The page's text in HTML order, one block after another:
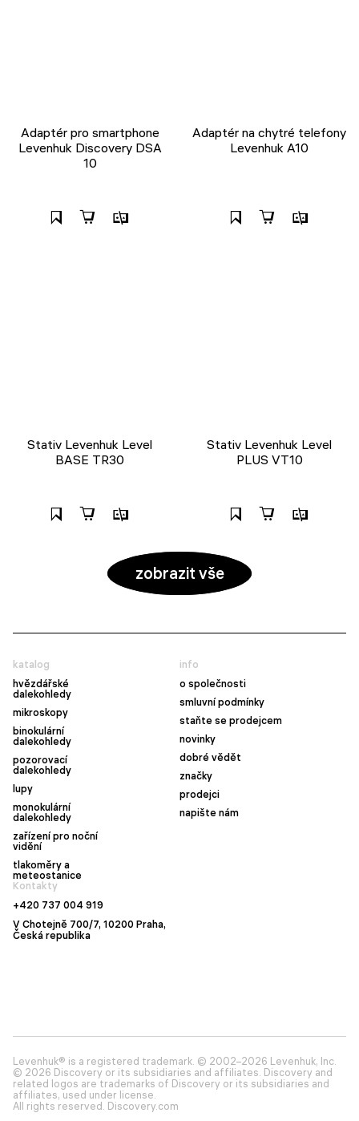
Adaptér pro smartphone
Levenhuk Discovery DSA
10
Adaptér na chytré telefony
Levenhuk A10
Stativ Levenhuk Level
BASE TR30
Stativ Levenhuk Level
PLUS VT10
zobrazit vše
katalog
hvězdářské
dalekohledy
mikroskopy
binokulární
dalekohledy
pozorovací
dalekohledy
lupy
monokulární
dalekohledy
zařízení pro noční
vidění
tlakoměry a
meteostanice
info
o společnosti
smluvní podmínky
staňte se prodejcem
novinky
dobré vědět
značky
prodejci
napište nám
Kontakty
+420 737 004 919
V Chotejně 700/7, 10200 Praha,
Česká republika
Levenhuk® is a registered trademark. © 2002–2026 Levenhuk, Inc.
© 2026 Discovery or its subsidiaries and affiliates. Discovery and
related logos are trademarks of Discovery or its subsidiaries and
affiliates, used under license.
All rights reserved. Discovery.com